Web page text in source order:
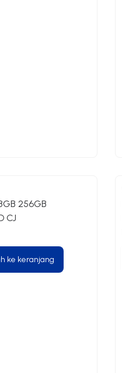
256GB
CJ
ke keranjang